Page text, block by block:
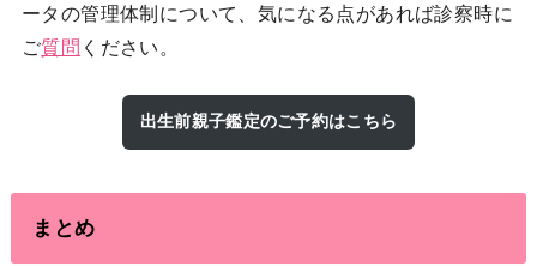
ータの管理体制について、気になる点があれば診察時に
ご質問 ください。
出生前親子鑑定のご予約はこちら
まとめ